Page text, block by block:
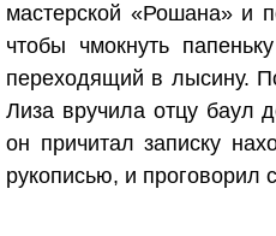
мастерской «Рошана» и
чтобы чмокнуть
переходящий в лысину.
Лиза вручила отцу баул
он причитал записку
рукописью, и проговорил